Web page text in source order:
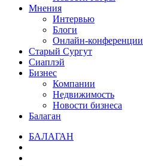
Мнения
Интервью
Блоги
Онлайн-конференции
Старый Сургут
Сиаплэй
Бизнес
Компании
Недвижимость
Новости бизнеса
Балаган
БАЛАГАН